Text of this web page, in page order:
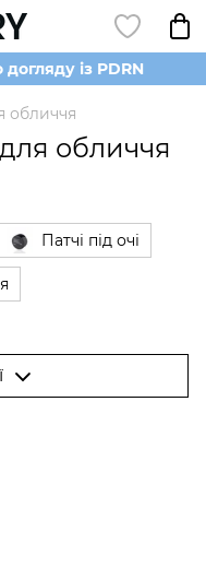
із PDRN
обличчя
обличчя
Патчі під очі